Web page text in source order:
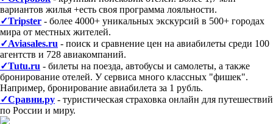
вариантов жилья +есть своя программа лояльности.
✓Tripster - более 4000+ уникальных экскурсий в 500+ городах
мира от местных жителей.
✓Aviasales.ru - поиск и сравнение цен на авиабилеты среди 100
агентств и 728 авиакомпаний.
✓Tutu.ru - билеты на поезда, автобусы и самолеты, а также
бронирование отелей. У сервиса много классных "фишек".
Например, бронирование авиабилета за 1 рубль.
✓Сравни.ру - туристическая страховка онлайн для путешествий
по России и миру.